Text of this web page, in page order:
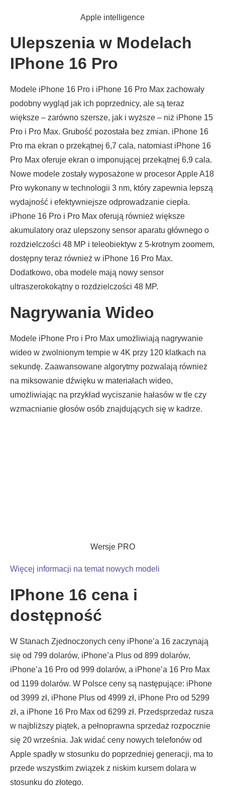
Apple intelligence
Ulepszenia w Modelach
IPhone 16 Pro
Modele iPhone 16 Pro i iPhone 16 Pro Max zachowały
podobny wygląd jak ich poprzednicy, ale są teraz
większe – zarówno szersze, jak i wyższe – niż iPhone 15
Pro i Pro Max. Grubość pozostała bez zmian. iPhone 16
Pro ma ekran o przekątnej 6,7 cala, natomiast iPhone 16
Pro Max oferuje ekran o imponującej przekątnej 6,9 cala.
Nowe modele zostały wyposażone w procesor Apple A18
Pro wykonany w technologii 3 nm, który zapewnia lepszą
wydajność i efektywniejsze odprowadzanie ciepła.
iPhone 16 Pro i Pro Max oferują również większe
akumulatory oraz ulepszony sensor aparatu głównego o
rozdzielczości 48 MP i teleobiektyw z 5-krotnym zoomem,
dostępny teraz również w iPhone 16 Pro Max.
Dodatkowo, oba modele mają nowy sensor
ultraszerokokątny o rozdzielczości 48 MP.
Nagrywania Wideo
Modele iPhone Pro i Pro Max umożliwiają nagrywanie
wideo w zwolnionym tempie w 4K przy 120 klatkach na
sekundę. Zaawansowane algorytmy pozwalają również
na miksowanie dźwięku w materiałach wideo,
umożliwiając na przykład wyciszanie hałasów w tle czy
wzmacnianie głosów osób znajdujących się w kadrze.
Wersje PRO
Więcej informacji na temat nowych modeli
IPhone 16 cena i
dostępność
W Stanach Zjednoczonych ceny iPhone’a 16 zaczynają
się od 799 dolarów, iPhone’a Plus od 899 dolarów,
iPhone’a 16 Pro od 999 dolarów, a iPhone’a 16 Pro Max
od 1199 dolarów. W Polsce ceny są następujące: iPhone
od 3999 zł, iPhone Plus od 4999 zł, iPhone Pro od 5299
zł, a iPhone 16 Pro Max od 6299 zł. Przedsprzedaż rusza
w najbliższy piątek, a pełnoprawna sprzedaż rozpocznie
się 20 września. Jak widać ceny nowych telefonów od
Apple spadły w stosunku do poprzedniej generacji, ma to
przede wszystkim związek z niskim kursem dolara w
stosunku do złotego.